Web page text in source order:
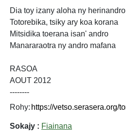
Dia toy izany aloha ny herinandro
Totorebika, tsiky ary koa korana
Mitsidika toerana isan' andro
Manararaotra ny andro mafana
RASOA
AOUT 2012
--------
Rohy:
Sokajy : Fiainana